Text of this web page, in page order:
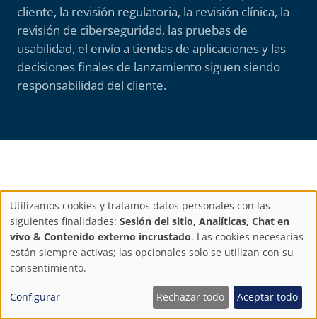
cliente, la revisión regulatoria, la revisión clínica, la
revisión de ciberseguridad, las pruebas de
usabilidad, el envío a tiendas de aplicaciones y las
decisiones finales de lanzamiento siguen siendo
responsabilidad del cliente.
Localización de software
controlada para
productos regulados
ISO 9001 ISO 17100
Configuración
de
privacidad
Utilizamos cookies y tratamos datos personales con las
siguientes finalidades: Sesión del sitio, Analíticas, Chat en
vivo & Contenido externo incrustado. Las cookies necesarias
están siempre activas; las opcionales solo se utilizan con su
consentimiento.
Configurar Rechazar todo Aceptar todo